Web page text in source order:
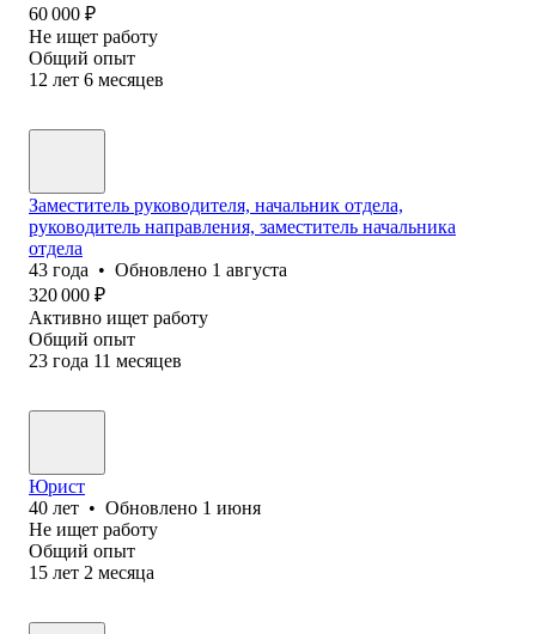
60 000 ₽
Не ищет работу
Общий опыт
12 лет 6 месяцев
Заместитель руководителя, начальник отдела,
руководитель направления, заместитель начальника
отдела
43 года • Обновлено 1 августа
320 000 ₽
Активно ищет работу
Общий опыт
23 года 11 месяцев
Юрист
40 лет • Обновлено 1 июня
Не ищет работу
Общий опыт
15 лет 2 месяца